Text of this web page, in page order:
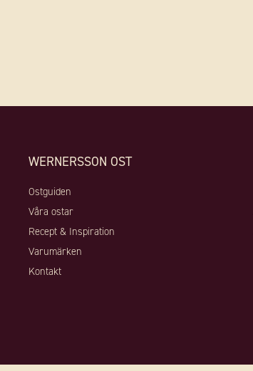
WERNERSSON OST
Ostguiden
Våra ostar
Recept & Inspiration
Varumärken
Kontakt